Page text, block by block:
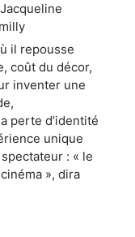
il repousse
coût du décor,
inventer une
perte d’identité
unique
: « le
», dira